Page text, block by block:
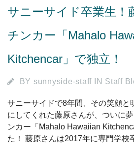
サニーサイド卒業生！
チンカー「Mahalo
Kitchencar」で独立！
BY sunnyside-staff IN Staff
サニーサイドで8年間、その笑顔と
にしてくれた藤原さんが、ついに
ンカー「Mahalo Hawaiian
た！ 藤原さんは2017年に専門学校